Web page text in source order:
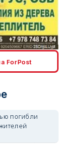
erid: 2SDnjcLUypt
erid: 2SDnjcrDNw6
ForPost
погибли